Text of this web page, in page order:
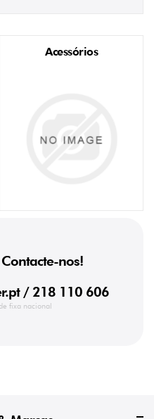
Acessórios
Contacte-nos!
/ 218 110 606
fixa nacional